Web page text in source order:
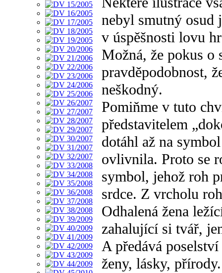
nebyl smutný
v úspěšnosti lovu
Možná, že pokus o
pravděpodobnost,
neškodný.
Pomiňme v tuto
představitelem
dotáhl až na
ovlivnila. Proto se
symbol, jehož roh
srdce. Z vrcholu
Odhalená žena
zahalující si tvář,
A předává
ženy, lásky, přírody.